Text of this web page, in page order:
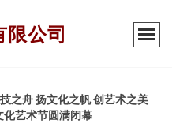
公司
之舟 扬文化之帆 创艺术之美
艺术节圆满闭幕